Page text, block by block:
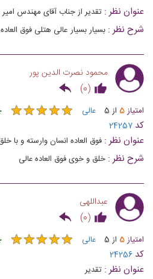
عنوان نظر : تقدیر از جناب آقای مهندس
شرح نظر : بسیار بسیار عالی هتلی فوق
محمود نصرت الدین پور
(
0
)
امتیاز5 از 5 عالی ★★★★★
★★★★★
کد 24257
عنوان نظر : فوق العاده انسان وارسته و با
شرح نظر : خلق و خوی فوق العاده عالی
عبداللهی
(
0
)
امتیاز5 از 5 عالی ★★★★★
★★★★★
کد 24256
عنوان نظر : تقدیر